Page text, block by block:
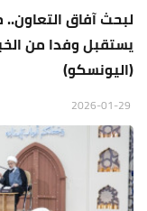
لبحث آفاق
يستقبل وفدا من
(اليونسكو)